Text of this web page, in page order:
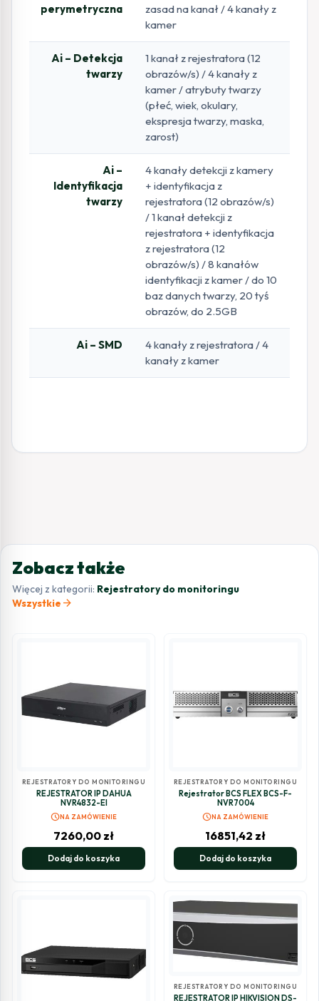
perymetryczna
zasad na kanał / 4 kanały z
kamer
Ai – Detekcja
twarzy
1 kanał z rejestratora (12
obrazów/s) / 4 kanały z
kamer / atrybuty twarzy
(płeć, wiek, okulary,
ekspresja twarzy, maska,
zarost)
Ai –
Identyfikacja
twarzy
4 kanały detekcji z kamery
+ identyfikacja z
rejestratora (12 obrazów/s)
/ 1 kanał detekcji z
rejestratora + identyfikacja
z rejestratora (12
obrazów/s) / 8 kanałów
identyfikacji z kamer / do 10
baz danych twarzy, 20 tyś
obrazów, do 2.5GB
Ai – SMD
4 kanały z rejestratora / 4
kanały z kamer
Zobacz także
Więcej z kategorii: Rejestratory do monitoringu
Wszystkie arrow_forward
REJESTRATORY DO MONITORINGU
REJESTRATOR IP DAHUA
NVR4832-EI
scheduleNA ZAMÓWIENIE
7260,00 zł
Dodaj do koszyka
REJESTRATORY DO MONITORINGU
Rejestrator BCS FLEX BCS-F-
NVR7004
scheduleNA ZAMÓWIENIE
16851,42 zł
Dodaj do koszyka
REJESTRATORY DO MONITORINGU
REJESTRATOR IP HIKVISION DS-